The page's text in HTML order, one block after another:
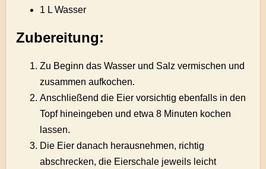
1 L Wasser
Zubereitung:
Zu Beginn das Wasser und Salz vermischen und
zusammen aufkochen.
Anschließend die Eier vorsichtig ebenfalls in den
Topf hineingeben und etwa 8 Minuten kochen
lassen.
Die Eier danach herausnehmen, richtig
abschrecken, die Eierschale jeweils leicht